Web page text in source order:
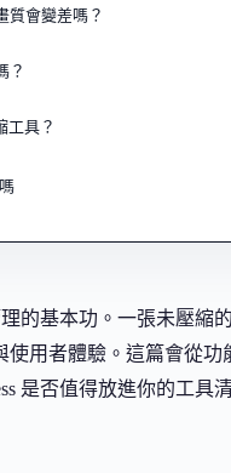
質會變差嗎？
？
工具？
的基本功。一張未壓縮
使用者體驗。這篇會從
是否值得放進你的工具